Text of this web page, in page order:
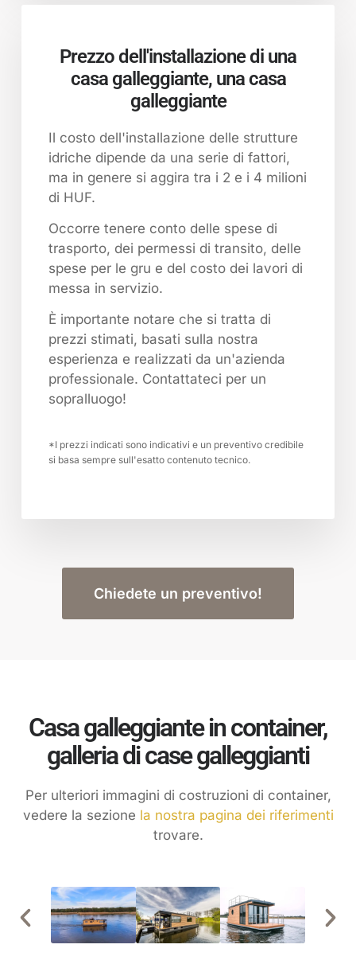
Prezzo dell'installazione di una
casa galleggiante, una casa
galleggiante
Il costo dell'installazione delle strutture
idriche dipende da una serie di fattori,
ma in genere si aggira tra i 2 e i 4 milioni
di HUF.
Occorre tenere conto delle spese di
trasporto, dei permessi di transito, delle
spese per le gru e del costo dei lavori di
messa in servizio.
È importante notare che si tratta di
prezzi stimati, basati sulla nostra
esperienza e realizzati da un'azienda
professionale. Contattateci per un
sopralluogo!
*I prezzi indicati sono indicativi e un preventivo credibile
si basa sempre sull'esatto contenuto tecnico.
Chiedete un preventivo!
Casa galleggiante in container,
galleria di case galleggianti
Per ulteriori immagini di costruzioni di container,
vedere la sezione la nostra pagina dei riferimenti
trovare.